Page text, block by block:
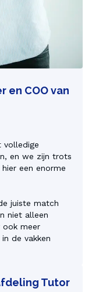
en COO van
volledige
en we zijn trots
een enorme
juiste match
niet alleen
ook meer
de vakken
Tutor